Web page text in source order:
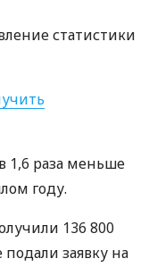
статистики
1,6 раза меньше
году.
136 800
заявку на